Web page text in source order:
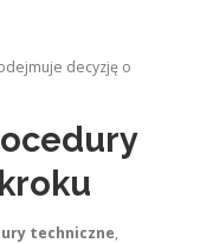
decyzję o
techniczne,